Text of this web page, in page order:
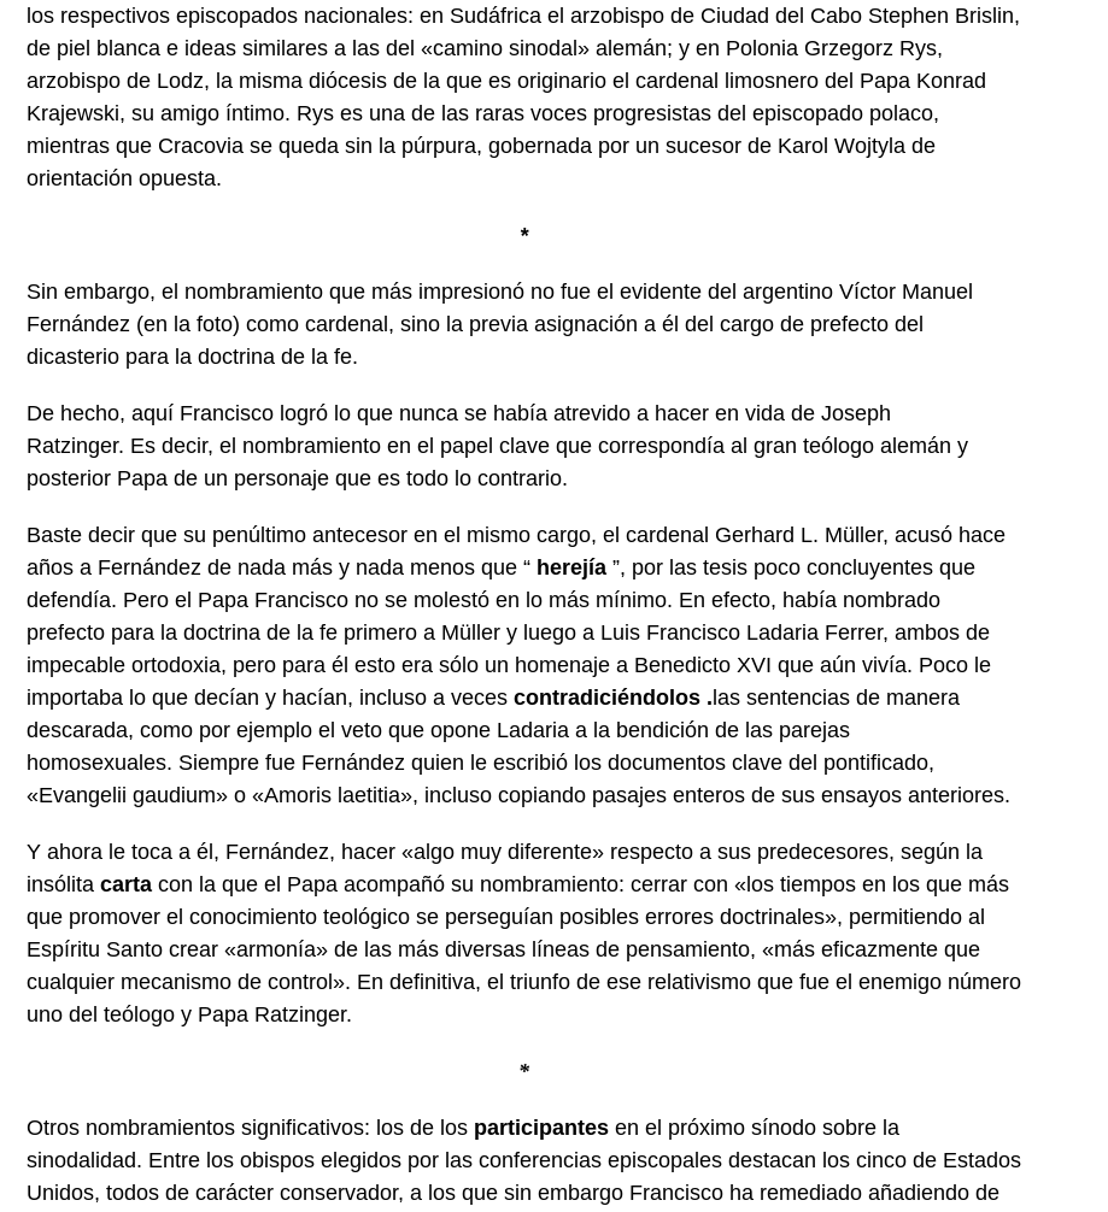
los respectivos episcopados nacionales: en Sudáfrica el arzobispo de Ciudad del Cabo Stephen Brislin,
de piel blanca e ideas similares a las del «camino sinodal» alemán; y en Polonia Grzegorz Rys,
arzobispo de Lodz, la misma diócesis de la que es originario el cardenal limosnero del Papa Konrad
Krajewski, su amigo íntimo. Rys es una de las raras voces progresistas del episcopado polaco,
mientras que Cracovia se queda sin la púrpura, gobernada por un sucesor de Karol Wojtyla de
orientación opuesta.
*
Sin embargo, el nombramiento que más impresionó no fue el evidente del argentino Víctor Manuel
Fernández (en la foto) como cardenal, sino la previa asignación a él del cargo de prefecto del
dicasterio para la doctrina de la fe.
De hecho, aquí Francisco logró lo que nunca se había atrevido a hacer en vida de Joseph
Ratzinger. Es decir, el nombramiento en el papel clave que correspondía al gran teólogo alemán y
posterior Papa de un personaje que es todo lo contrario.
Baste decir que su penúltimo antecesor en el mismo cargo, el cardenal Gerhard L. Müller, acusó hace
años a Fernández de nada más y nada menos que “ herejía ”, por las tesis poco concluyentes que
defendía. Pero el Papa Francisco no se molestó en lo más mínimo. En efecto, había nombrado
prefecto para la doctrina de la fe primero a Müller y luego a Luis Francisco Ladaria Ferrer, ambos de
impecable ortodoxia, pero para él esto era sólo un homenaje a Benedicto XVI que aún vivía. Poco le
importaba lo que decían y hacían, incluso a veces contradiciéndolos . las sentencias de manera
descarada, como por ejemplo el veto que opone Ladaria a la bendición de las parejas
homosexuales. Siempre fue Fernández quien le escribió los documentos clave del pontificado,
«Evangelii gaudium» o «Amoris laetitia», incluso copiando pasajes enteros de sus ensayos anteriores.
Y ahora le toca a él, Fernández, hacer «algo muy diferente» respecto a sus predecesores, según la
insólita carta con la que el Papa acompañó su nombramiento: cerrar con «los tiempos en los que más
que promover el conocimiento teológico se perseguían posibles errores doctrinales», permitiendo al
Espíritu Santo crear «armonía» de las más diversas líneas de pensamiento, «más eficazmente que
cualquier mecanismo de control». En definitiva, el triunfo de ese relativismo que fue el enemigo número
uno del teólogo y Papa Ratzinger.
*
Otros nombramientos significativos: los de los participantes en el próximo sínodo sobre la
sinodalidad. Entre los obispos elegidos por las conferencias episcopales destacan los cinco de Estados
Unidos, todos de carácter conservador, a los que sin embargo Francisco ha remediado añadiendo de